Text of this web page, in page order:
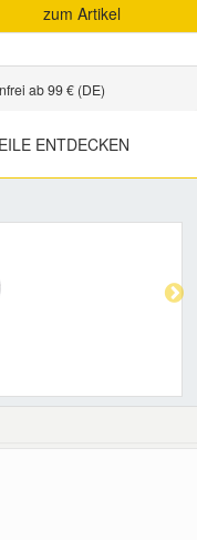
zum Artikel
ab 99 € (DE)
ENTDECKEN